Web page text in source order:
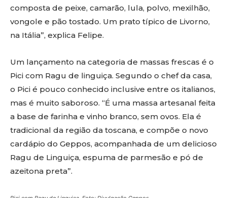
composta de peixe, camarão, lula, polvo, mexilhão,
vongole e pão tostado. Um prato típico de Livorno,
na Itália”, explica Felipe.
Um lançamento na categoria de massas frescas é o
Pici com Ragu de linguiça. Segundo o chef da casa,
o Pici é pouco conhecido inclusive entre os italianos,
mas é muito saboroso. “É uma massa artesanal feita
a base de farinha e vinho branco, sem ovos. Ela é
tradicional da região da toscana, e compõe o novo
cardápio do Geppos, acompanhada de um delicioso
Ragu de Linguiça, espuma de parmesão e pó de
azeitona preta”.